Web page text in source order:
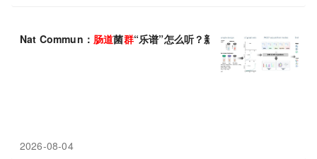
Nat Commun： 肠道菌群“乐谱”怎么听？新方法一次性测出上千种
2026-08-04